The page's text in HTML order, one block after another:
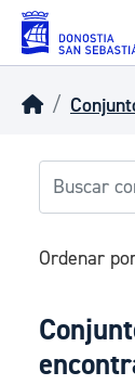
Skip to main
Ordenar